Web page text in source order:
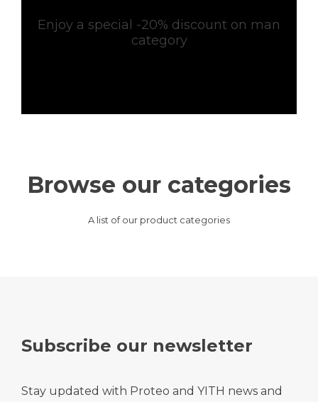
Enjoy a special -20% discount on man
category
Browse our categories
A list of our product categories
Subscribe our newsletter
Stay updated with Proteo and YITH news and